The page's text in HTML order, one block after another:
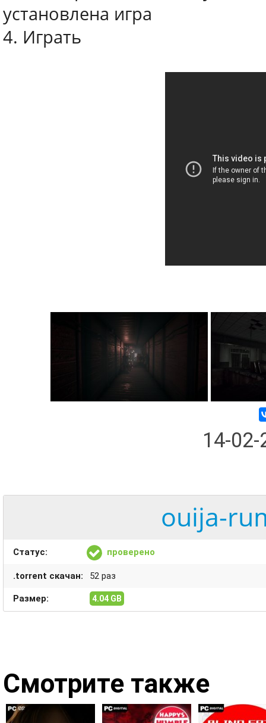
установлена игра
4. Играть
14-
ouija-
Статус: проверено
.torrent скачан: 52 раз
Размер: 4.04 GB
Смотрите также